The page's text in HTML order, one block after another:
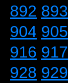
892 893
904 905
916 917
928 929